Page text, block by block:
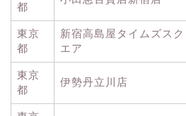
都
東京
都
新宿高島屋タイムズスク
エア
東京
都
伊勢丹立川店